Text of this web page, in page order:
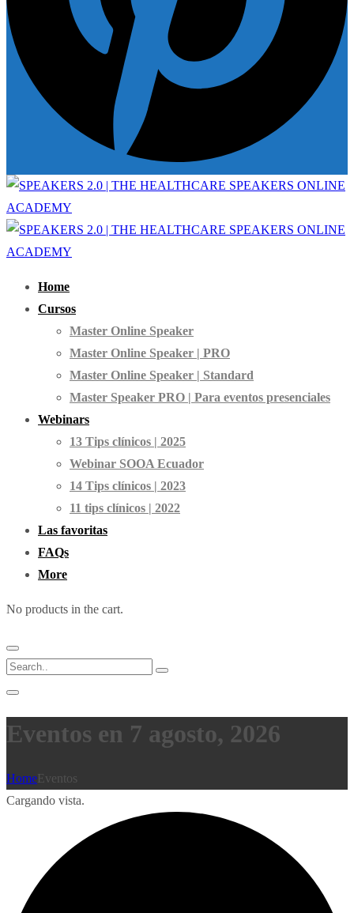
Home
Cursos
Master Online Speaker
Master Online Speaker | PRO
Master Online Speaker | Standard
Master Speaker PRO | Para eventos presenciales
Webinars
13 Tips clínicos | 2025
Webinar SOOA Ecuador
14 Tips clínicos | 2023
11 tips clínicos | 2022
Las favoritas
FAQs
More
No products in the cart.
Eventos en 7 agosto, 2026
HomeEventos
Cargando vista.